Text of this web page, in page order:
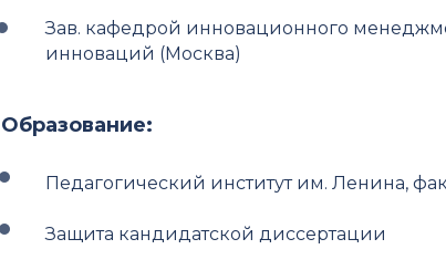
Зав. кафедрой инновационного
инноваций (Москва)
Образование:
Педагогический институт им. Ленина,
Защита кандидатской диссертации